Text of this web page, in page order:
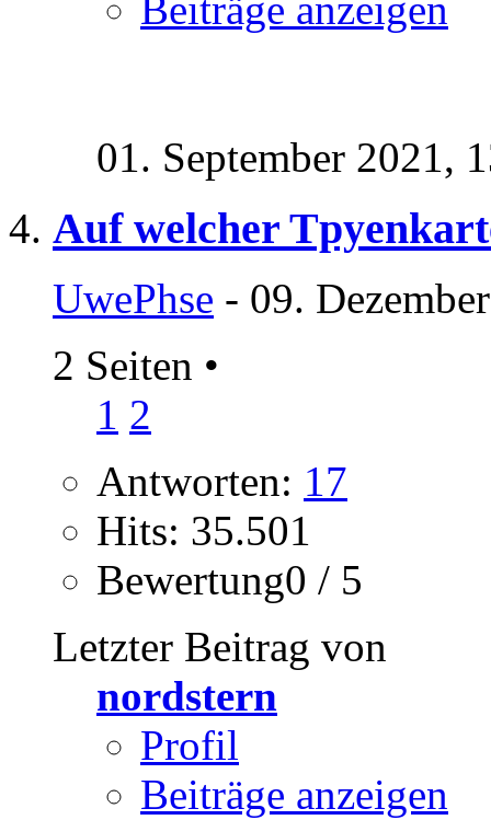
01. September 2021,
Auf welcher
UwePhse - 09.
2 Seiten •
1 2
Antworten: 17
Hits: 35.501
Bewertung0 / 5
Letzter Beitrag von
nordstern
Profil
Beiträge anzeigen